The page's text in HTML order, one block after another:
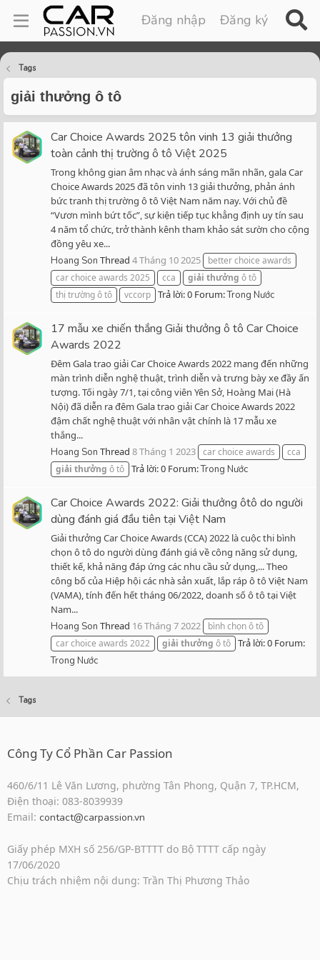
Đăng nhập Đăng ký
Tags
giải thưởng ô tô
Car Choice Awards 2025 tôn vinh 13 giải thưởng
toàn cảnh thị trường ô tô Việt 2025
Trong không gian âm nhạc và ánh sáng mãn nhãn, gala Car
Choice Awards 2025 đã tôn vinh 13 giải thưởng, phản ánh
bức tranh thị trường ô tô Việt Nam năm nay. Với chủ đề
“Vươn mình bứt tốc”, sự kiện tiếp tục khẳng định uy tín sau
4 năm tổ chức, trở thành kênh tham khảo sát sườn cho cộng
đồng yêu xe...
Hoang Son Thread 4 Tháng 10 2025
better choice awards
car choice awards 2025
cca giải thưởng ô tô
thị trường ô tô
vccorp Trả lời: 0 Forum:Trong Nước
17 mẫu xe chiến thắng Giải thưởng ô tô Car Choice
Awards 2022
Đêm Gala trao giải Car Choice Awards 2022 mang đến những
màn trình diễn nghệ thuật, trình diễn và trưng bày xe đầy ấn
tượng. Tối ngày 7/1, tại công viên Yên Sở, Hoàng Mai (Hà
Nội) đã diễn ra đêm Gala trao giải Car Choice Awards 2022
đậm chất nghệ thuật với nhân vật chính là 17 mẫu xe
thắng...
Hoang Son Thread 8 Tháng 1 2023 car choice awards
cca
giải thưởng ô tô Trả lời: 0 Forum:Trong Nước
Car Choice Awards 2022: Giải thưởng ôtô do người
dùng đánh giá đầu tiên tại Việt Nam
Giải thưởng Car Choice Awards (CCA) 2022 là cuộc thi bình
chọn ô tô do người dùng đánh giá về công năng sử dụng,
thiết kế, khả năng đáp ứng các nhu cầu sử dụng,... Theo
công bố của Hiệp hội các nhà sản xuất, lắp ráp ô tô Việt Nam
(VAMA), tính đến hết tháng 06/2022, doanh số ô tô tại Việt
Nam...
Hoang Son Thread 16 Tháng 7 2022
bình chọn ô tô
car choice awards 2022
giải thưởng ô tô Trả lời: 0 Forum:
Trong Nước
Tags
Công Ty Cổ Phần Car Passion
460/6/11 Lê Văn Lương, phường Tân Phong, Quận 7, TP.HCM,
Điện thoại: 083-8039939
Email: contact@carpassion.vn
Giấy phép MXH số 256/GP-BTTTT do Bộ TTTT cấp ngày
17/06/2020
Chịu trách nhiệm nội dung: Trần Thị Phương Thảo